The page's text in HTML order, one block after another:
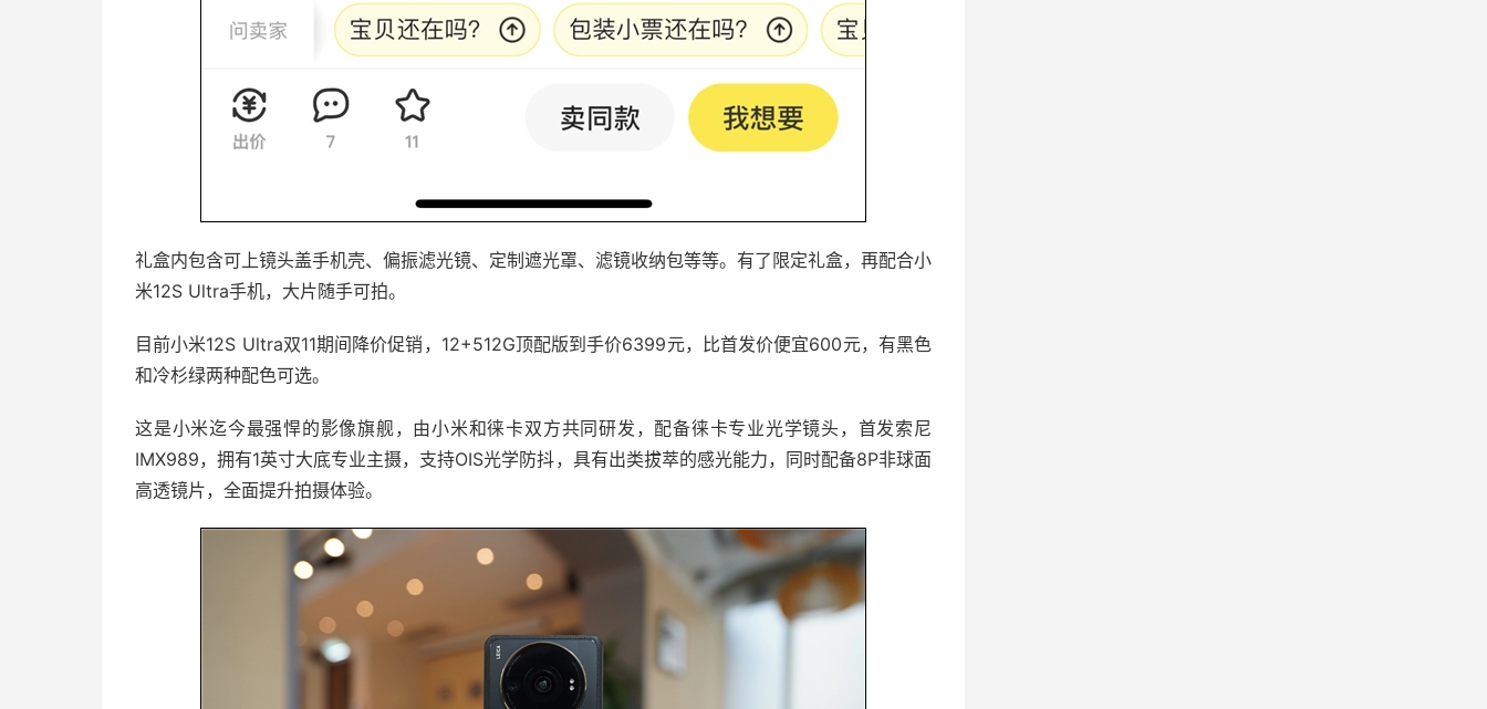
礼盒内包含可上镜头盖手机壳、偏振滤光镜、定制遮光罩、滤镜收纳包等等。有了限定礼盒，再配合小
米12S Ultra手机，大片随手可拍。
目前小米12S Ultra双11期间降价促销，12+512G顶配版到手价6399元，比首发价便宜600元，有黑色
和冷杉绿两种配色可选。
这是小米迄今最强悍的影像旗舰，由小米和徕卡双方共同研发，配备徕卡专业光学镜头，首发索尼
IMX989，拥有1英寸大底专业主摄，支持OIS光学防抖，具有出类拔萃的感光能力，同时配备8P非球面
高透镜片，全面提升拍摄体验。